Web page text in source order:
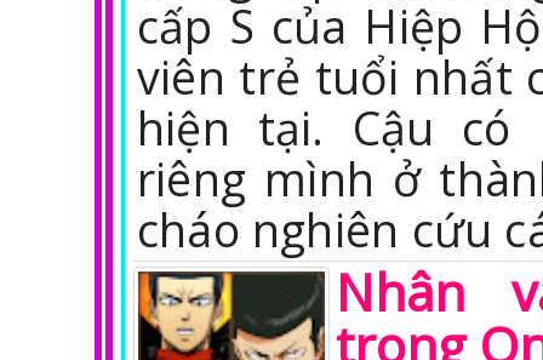
cấp S của Hiệp
viên trẻ tuổi nhất
hiện tại. Cậu có
riêng mình ở
cháo nghiên cứu
Nhân
trong